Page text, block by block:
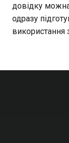
довідку
одразу
використання